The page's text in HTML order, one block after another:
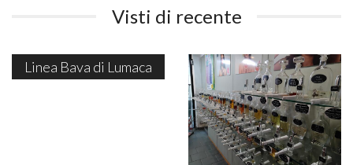
Visti di recente
Linea Bava di Lumaca